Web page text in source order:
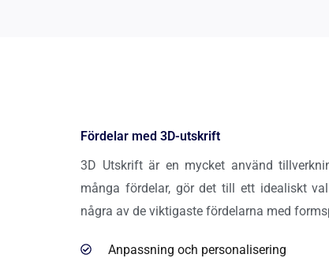
Fördelar med 3D-utskrift
3D Utskrift är en mycket använd
många fördelar, gör det till ett idealiskt
några av de viktigaste fördelarna med
Anpassning och personalisering